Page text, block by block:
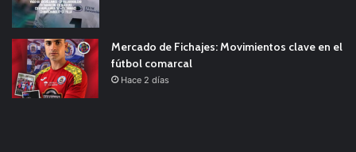
Mercado de Fichajes: Movimientos clave en el
fútbol comarcal
Hace 2 días